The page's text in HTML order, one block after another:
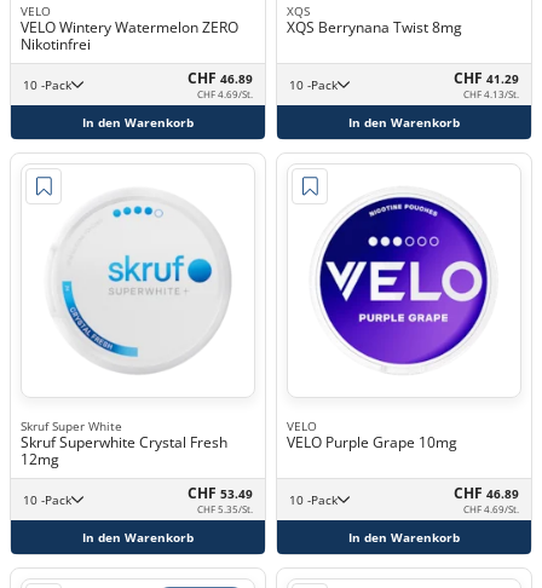
VELO
VELO Wintery Watermelon ZERO
Nikotinfrei
10 -Pack CHF 46.89
CHF 4.69/St.
In den Warenkorb
XQS
XQS Berrynana Twist 8mg
10 -Pack CHF 41.29
CHF 4.13/St.
In den Warenkorb
Skruf Super White
Skruf Superwhite Crystal Fresh
12mg
10 -Pack CHF 53.49
CHF 5.35/St.
In den Warenkorb
VELO
VELO Purple Grape 10mg
10 -Pack CHF 46.89
CHF 4.69/St.
In den Warenkorb